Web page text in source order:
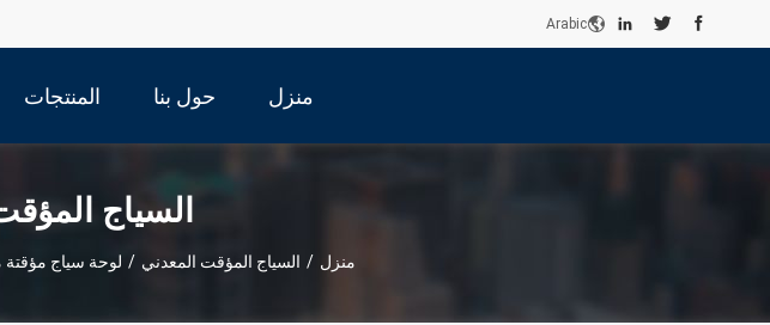
Arabic
منزل حول بنا المنتجات
السياج
منزل / السياج المؤقت المعدني / لوحة سياج مؤقتة